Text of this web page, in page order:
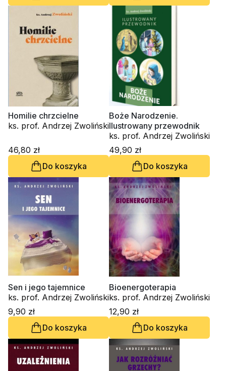
Homilie chrzcielne
ks. prof. Andrzej Zwoliński
46,80 zł
Do koszyka
Boże Narodzenie.
Ilustrowany przewodnik
ks. prof. Andrzej Zwoliński
49,90 zł
Do koszyka
Sen i jego tajemnice
ks. prof. Andrzej Zwoliński
9,90 zł
Do koszyka
Bioenergoterapia
ks. prof. Andrzej Zwoliński
12,90 zł
Do koszyka